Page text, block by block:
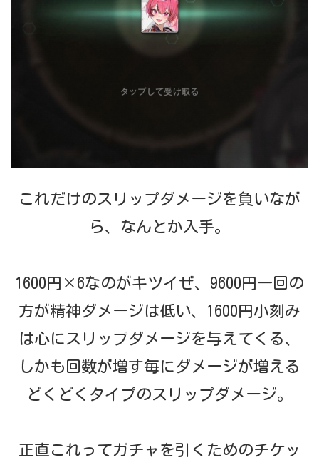
これだけのスリップダメージを負いなが
ら、なんとか入手。
1600円×6なのがキツイぜ、9600円一回の
方が精神ダメージは低い、1600円小刻み
は心にスリップダメージを与えてくる、
しかも回数が増す毎にダメージが増える
どくどくタイプのスリップダメージ。
正直これってガチャを引くためのチケッ